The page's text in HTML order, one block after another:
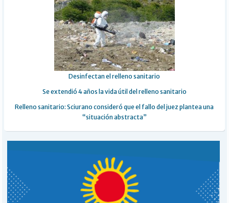
Desinfectan el relleno sanitario
Se extendió 4 años la vida útil del relleno sanitario
Relleno sanitario: Sciurano consideró que el fallo del juez plantea una
“situación abstracta”